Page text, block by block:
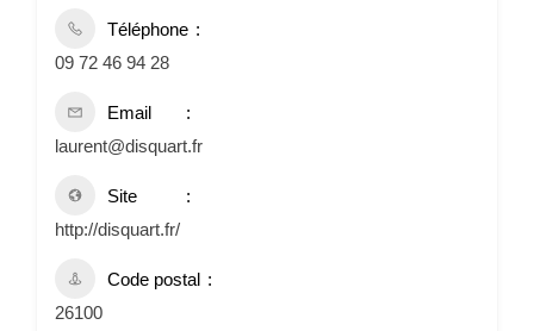
Téléphone
09 72 46 94 28
Email
laurent@disquart.fr
Site
http://disquart.fr/
Code postal
26100